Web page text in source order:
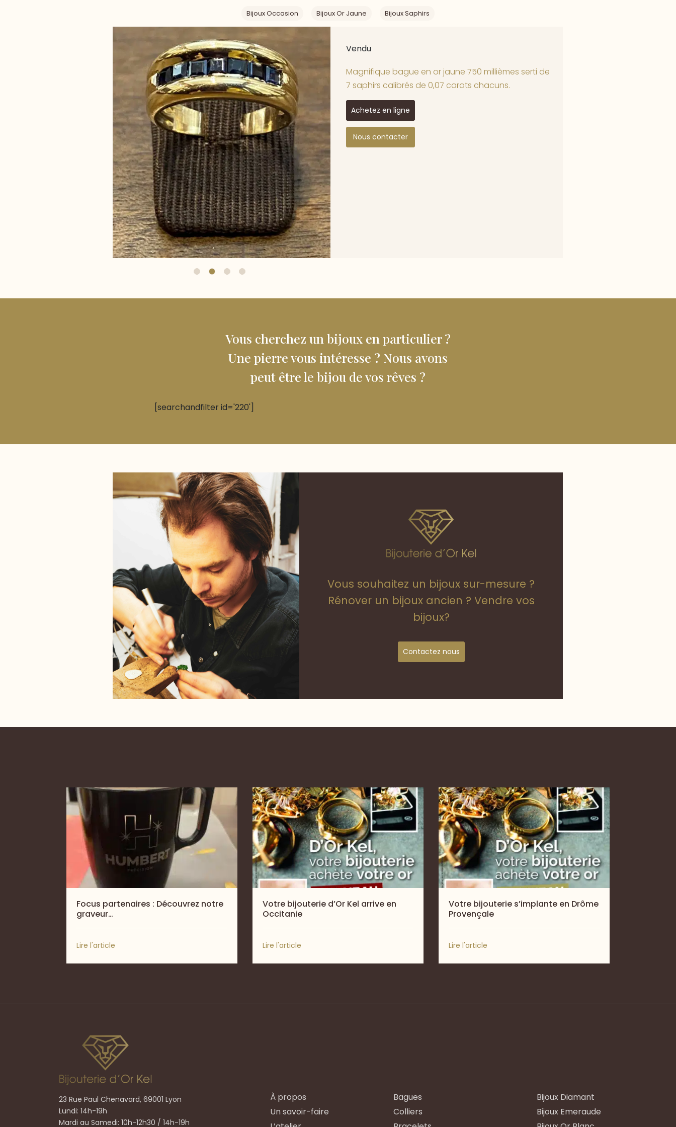
Bijoux Occasion Bijoux Or Jaune Bijoux Saphirs
Vendu
Magnifique bague en or jaune 750 millièmes serti de
7 saphirs calibrés de 0,07 carats chacuns.
Achetez en ligne
Nous contacter
Vous cherchez un bijoux en particulier ?
Une pierre vous intéresse ? Nous avons
peut être le bijou de vos rêves ?
[searchandfilter id='220']
Vous souhaitez un bijoux sur-mesure ?
Rénover un bijoux ancien ? Vendre vos
bijoux?
Contactez nous
Focus partenaires : Découvrez notre
graveur…
Lire l'article
Votre bijouterie d’Or Kel arrive en
Occitanie
Lire l'article
Votre bijouterie s’implante en Drôme
Provençale
Lire l'article
23 Rue Paul Chenavard, 69001 Lyon
Lundi: 14h-19h
Mardi au Samedi: 10h-12h30 / 14h-19h
À propos
Un savoir-faire
Bagues
Colliers
Bijoux Diamant
Bijoux Emeraude